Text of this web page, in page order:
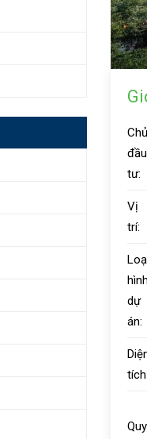
Chủ
đầu
tư:
Vị
trí:
hình
dự
án:
tích:
Quy